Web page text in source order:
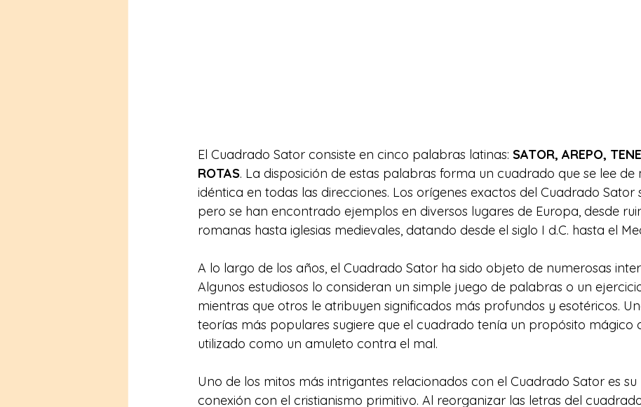
El Cuadrado Sator consiste en cinco palabras latinas: SATOR, AREPO,
ROTAS. La disposición de estas palabras forma un cuadrado que se lee de
idéntica en todas las direcciones. Los orígenes exactos del Cuadrado Sator
pero se han encontrado ejemplos en diversos lugares de Europa, desde
romanas hasta iglesias medievales, datando desde el siglo I d.C. hasta el
A lo largo de los años, el Cuadrado Sator ha sido objeto de numerosas
Algunos estudiosos lo consideran un simple juego de palabras o un
mientras que otros le atribuyen significados más profundos y esotéricos.
teorías más populares sugiere que el cuadrado tenía un propósito mágico
utilizado como un amuleto contra el mal.
Uno de los mitos más intrigantes relacionados con el Cuadrado Sator es su
conexión con el cristianismo primitivo. Al reorganizar las letras del